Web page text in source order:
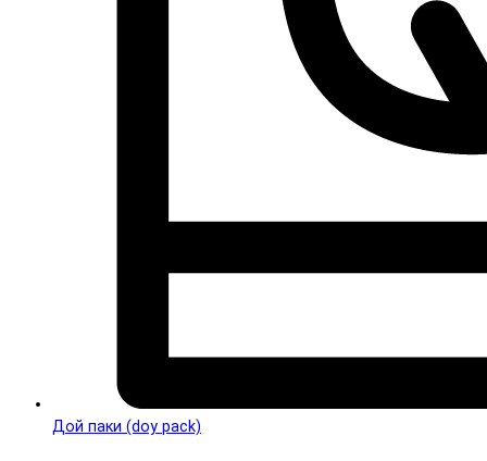
Дой паки (doy pack)